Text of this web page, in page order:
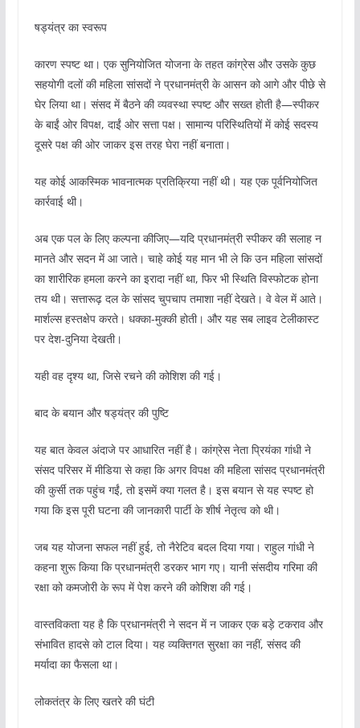
षड्यंत्र का स्वरूप
कारण स्पष्ट था। एक सुनियोजित योजना के तहत कांग्रेस और उसके कुछ
सहयोगी दलों की महिला सांसदों ने प्रधानमंत्री के आसन को आगे और पीछे से
घेर लिया था। संसद में बैठने की व्यवस्था स्पष्ट और सख्त होती है—स्पीकर
के बाईं ओर विपक्ष, दाईं ओर सत्ता पक्ष। सामान्य परिस्थितियों में कोई सदस्य
दूसरे पक्ष की ओर जाकर इस तरह घेरा नहीं बनाता।
यह कोई आकस्मिक भावनात्मक प्रतिक्रिया नहीं थी। यह एक पूर्वनियोजित
कार्रवाई थी।
अब एक पल के लिए कल्पना कीजिए—यदि प्रधानमंत्री स्पीकर की सलाह न
मानते और सदन में आ जाते। चाहे कोई यह मान भी ले कि उन महिला सांसदों
का शारीरिक हमला करने का इरादा नहीं था, फिर भी स्थिति विस्फोटक होना
तय थी। सत्तारूढ़ दल के सांसद चुपचाप तमाशा नहीं देखते। वे वेल में आते।
मार्शल्स हस्तक्षेप करते। धक्का-मुक्की होती। और यह सब लाइव टेलीकास्ट
पर देश-दुनिया देखती।
यही वह दृश्य था, जिसे रचने की कोशिश की गई।
बाद के बयान और षड्यंत्र की पुष्टि
यह बात केवल अंदाजे पर आधारित नहीं है। कांग्रेस नेता प्रियंका गांधी ने
संसद परिसर में मीडिया से कहा कि अगर विपक्ष की महिला सांसद प्रधानमंत्री
की कुर्सी तक पहुंच गईं, तो इसमें क्या गलत है। इस बयान से यह स्पष्ट हो
गया कि इस पूरी घटना की जानकारी पार्टी के शीर्ष नेतृत्व को थी।
जब यह योजना सफल नहीं हुई, तो नैरेटिव बदल दिया गया। राहुल गांधी ने
कहना शुरू किया कि प्रधानमंत्री डरकर भाग गए। यानी संसदीय गरिमा की
रक्षा को कमजोरी के रूप में पेश करने की कोशिश की गई।
वास्तविकता यह है कि प्रधानमंत्री ने सदन में न जाकर एक बड़े टकराव और
संभावित हादसे को टाल दिया। यह व्यक्तिगत सुरक्षा का नहीं, संसद की
मर्यादा का फैसला था।
लोकतंत्र के लिए खतरे की घंटी